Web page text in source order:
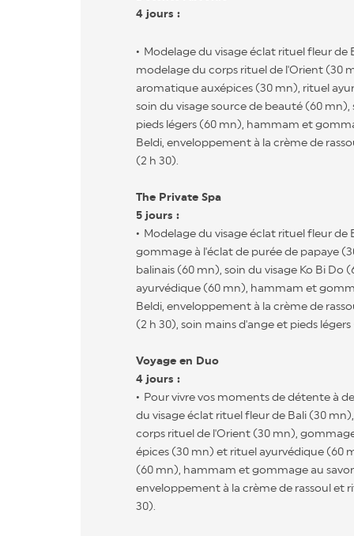
4 jours :
Modelage du visage éclat rituel fleur de
modelage du corps rituel de l'Orient (30
aromatique auxépices (30 mn), rituel
soin du visage source de beauté (60
pieds légers (60 mn), hammam et
Beldi, enveloppement à la crème de
(2 h 30).
The Private Spa
5 jours :
Modelage du visage éclat rituel fleur de
gommage à l'éclat de purée de papaye
balinais (60 mn), soin du visage Ko Bi Do
ayurvédique (60 mn), hammam et
Beldi, enveloppement à la crème de
(2 h 30), soin mains d'ange et pieds légers
Voyage en Duo
4 jours :
Pour vivre vos moments de détente à
du visage éclat rituel fleur de Bali (30
corps rituel de l'Orient (30 mn),
épices (30 mn) et rituel ayurvédique (60
(60 mn), hammam et gommage au
enveloppement à la crème de rassoul et
30).